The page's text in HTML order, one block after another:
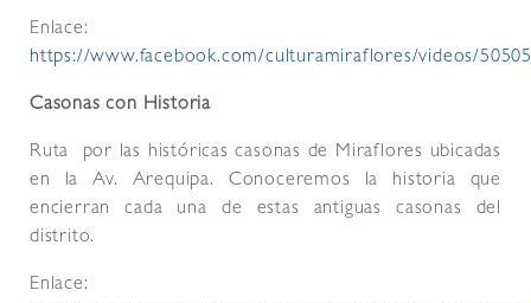
Enlace:
https://www.facebook.com/culturamiraflores/videos/
Casonas con Historia
Ruta por las históricas casonas de Miraflores ubicadas
en la Av. Arequipa. Conoceremos la historia que
encierran cada una de estas antiguas casonas del
distrito.
Enlace: